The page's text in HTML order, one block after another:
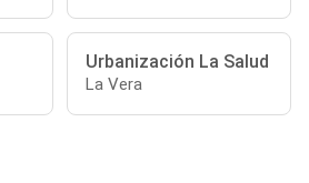
Urbanización La Salud
La Vera